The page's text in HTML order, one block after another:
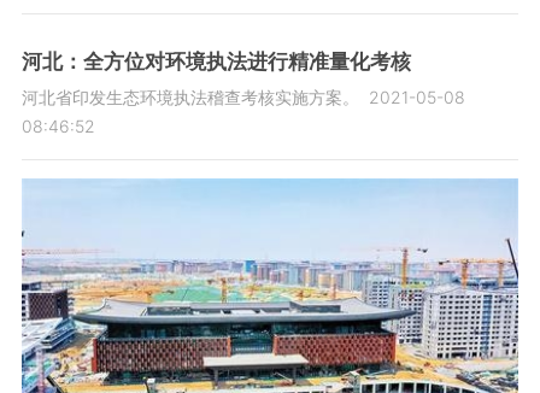
河北：全方位对环境执法进行精准量化考核
河北省印发生态环境执法稽查考核实施方案。
2021-05-08
08:46:52